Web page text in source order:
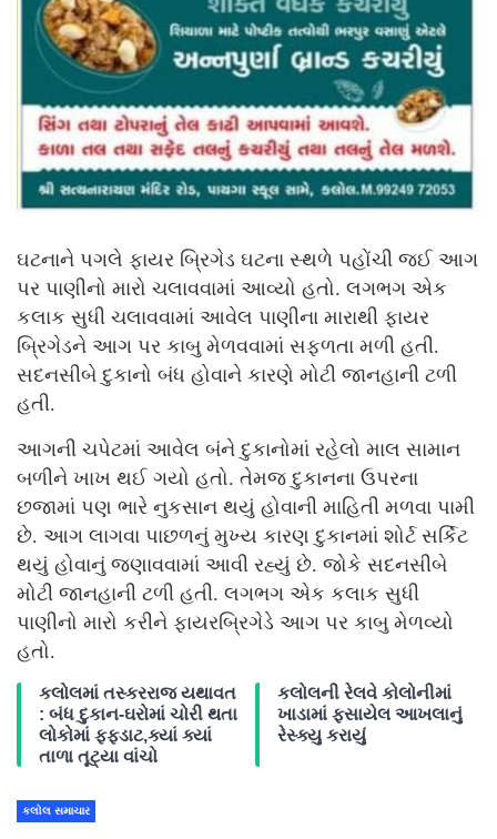
ઘટનાને પગલે ફાયર બ્રિગેડ ઘટના સ્થળે પહોંચી જઈ આગ
પર પાણીનો મારો ચલાવવામાં આવ્યો હતો. લગભગ એક
કલાક સુધી ચલાવવામાં આવેલ પાણીના મારાથી ફાયર
બ્રિગેડને આગ પર કાબુ મેળવવામાં સફળતા મળી હતી.
સદનસીબે દુકાનો બંધ હોવાને કારણે મોટી જાનહાની ટળી
હતી.
આગની ચપેટમાં આવેલ બંને દુકાનોમાં રહેલો માલ સામાન
બળીને ખાખ થઈ ગયો હતો. તેમજ દુકાનના ઉપરના
છજામાં પણ ભારે નુકસાન થયું હોવાની માહિતી મળવા પામી
છે. આગ લાગવા પાછળનું મુખ્ય કારણ દુકાનમાં શોર્ટ સર્કિટ
થયું હોવાનું જણાવવામાં આવી રહ્યું છે. જોકે સદનસીબે
મોટી જાનહાની ટળી હતી. લગભગ એક કલાક સુધી
પાણીનો મારો કરીને ફાયરબ્રિગેડે આગ પર કાબુ મેળવ્યો
હતો.
કલોલમાં તસ્કરરાજ યથાવત
: બંધ દુકાન-ઘરોમાં ચોરી થતા
લોકોમાં ફફડાટ,ક્યાં ક્યાં
તાળા તૂટ્યા વાંચો
કલોલની રેલવે કોલોનીમાં
ખાડામાં ફસાયેલ આખલાનું
રેસ્ક્યુ કરાયું
કલોલ સમાચાર